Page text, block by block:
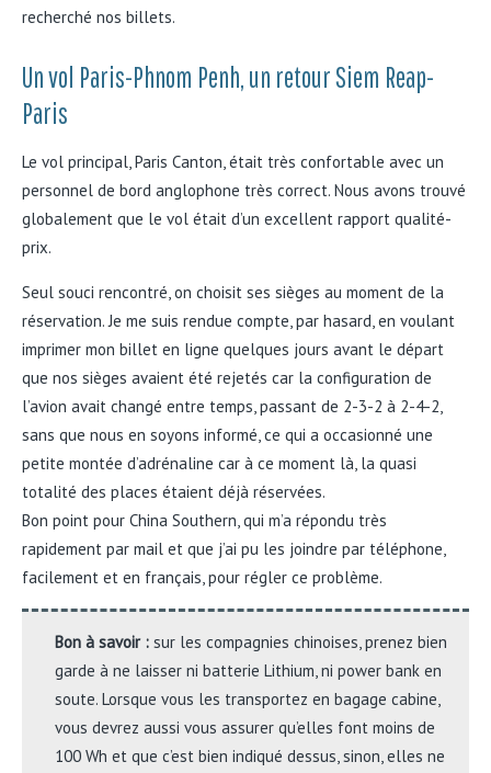
recherché nos billets.
Un vol Paris-Phnom Penh, un retour Siem Reap-
Paris
Le vol principal, Paris Canton, était très confortable avec un
personnel de bord anglophone très correct. Nous avons trouvé
globalement que le vol était d’un excellent rapport qualité-
prix.
Seul souci rencontré, on choisit ses sièges au moment de la
réservation. Je me suis rendue compte, par hasard, en voulant
imprimer mon billet en ligne quelques jours avant le départ
que nos sièges avaient été rejetés car la configuration de
l’avion avait changé entre temps, passant de 2-3-2 à 2-4-2,
sans que nous en soyons informé, ce qui a occasionné une
petite montée d’adrénaline car à ce moment là, la quasi
totalité des places étaient déjà réservées.
Bon point pour China Southern, qui m’a répondu très
rapidement par mail et que j’ai pu les joindre par téléphone,
facilement et en français, pour régler ce problème.
Bon à savoir : sur les compagnies chinoises, prenez bien
garde à ne laisser ni batterie Lithium, ni power bank en
soute. Lorsque vous les transportez en bagage cabine,
vous devrez aussi vous assurer qu’elles font moins de
100 Wh et que c’est bien indiqué dessus, sinon, elles ne